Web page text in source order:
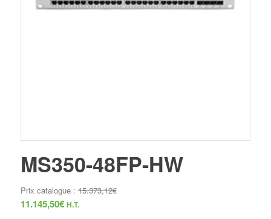
MS350-48FP-HW
Prix catalogue :15.373,12€
11.145,50€ H.T.